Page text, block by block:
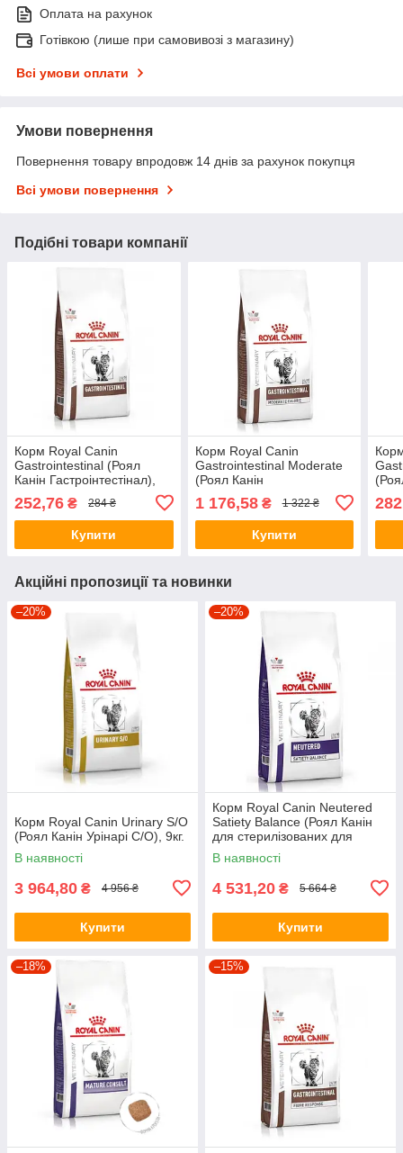
Оплата на рахунок
Готівкою (лише при самовивозі з магазину)
Всі умови оплати
Умови повернення
Повернення товару впродовж 14 днів за рахунок покупця
Всі умови повернення
Подібні товари компанії
Корм Royal Canin
Gastroіntestinal (Роял
Канін Гастроінтестінал),
252,76 ₴ 284 ₴
Купити
Корм Royal Canin
Gastroіntestinal Moderate
(Роял Канін
Модератор калорій), 2кг.
1 176,58₴ 1 322 ₴
Купити
400
Акційні пропозиції та новинки
–20%
Корм Royal Canin Urinary S/O
(Роял Канін Урінарі С/О), 9кг.
В наявності
3 964,80 ₴ 4 956 ₴
Купити
–20%
Корм Royal Canin Neutered
Satiety Balance (Роял Канін
для стерилізованих для
оптимізації ваги)12кг.
В наявності
4 531,20 ₴ 5 664 ₴
Купити
–18% –15%